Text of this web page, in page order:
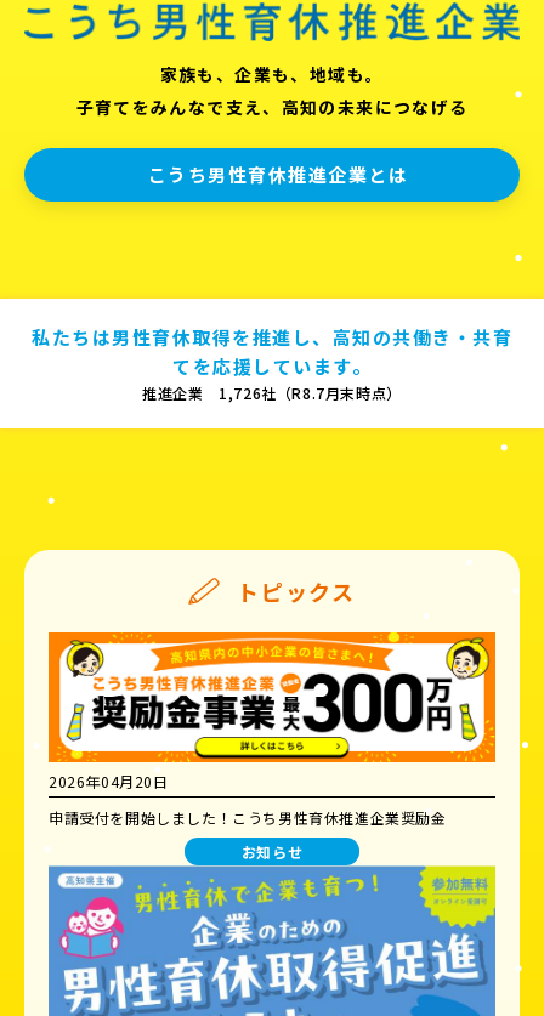
家族も、企業も、地域も。
子育てをみんなで支え、高知の未来につなげる
こうち男性育休推進企業とは
私たちは男性育休取得を推進し、高知の共働き・共育
てを応援しています。
推進企業 1,726社（R8.7月末時点）
トピックス
2026年04月20日
申請受付を開始しました！こうち男性育休推進企業奨励金
お知らせ